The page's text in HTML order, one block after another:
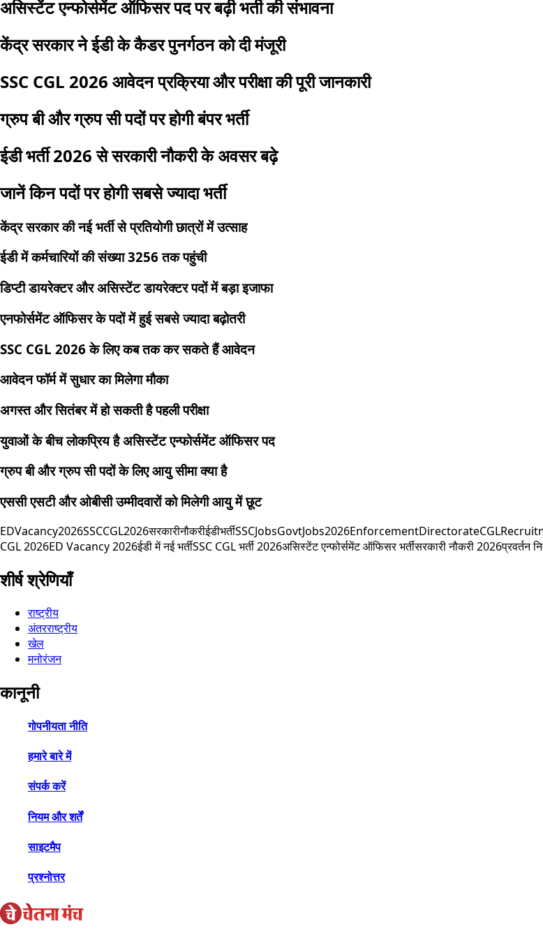
असिस्टेंट एन्फोर्समेंट ऑफिसर पद पर बढ़ी भर्ती की संभावना
केंद्र सरकार ने ईडी के कैडर पुनर्गठन को दी मंजूरी
SSC CGL 2026 आवेदन प्रक्रिया और परीक्षा की पूरी जानकारी
ग्रुप बी और ग्रुप सी पदों पर होगी बंपर भर्ती
ईडी भर्ती 2026 से सरकारी नौकरी के अवसर बढ़े
जानें किन पदों पर होगी सबसे ज्यादा भर्ती
केंद्र सरकार की नई भर्ती से प्रतियोगी छात्रों में उत्साह
ईडी में कर्मचारियों की संख्या 3256 तक पहुंची
डिप्टी डायरेक्टर और असिस्टेंट डायरेक्टर पदों में बड़ा इजाफा
एनफोर्समेंट ऑफिसर के पदों में हुई सबसे ज्यादा बढ़ोतरी
SSC CGL 2026 के लिए कब तक कर सकते हैं आवेदन
आवेदन फॉर्म में सुधार का मिलेगा मौका
अगस्त और सितंबर में हो सकती है पहली परीक्षा
युवाओं के बीच लोकप्रिय है असिस्टेंट एन्फोर्समेंट ऑफिसर पद
ग्रुप बी और ग्रुप सी पदों के लिए आयु सीमा क्या है
एससी एसटी और ओबीसी उम्मीदवारों को मिलेगी आयु में छूट
EDVacancy2026SSCCGL2026सरकारीनौकरीईडीभर्तीSSCJobsGovtJobs2026EnforcementDirectorate
CGL 2026ED Vacancy 2026ईडी में नई भर्तीSSC CGL भर्ती 2026असिस्टेंट एन्फोर्समेंट ऑफिसर भर्तीसरकारी नौकरी 2026प्रवर्तन
शीर्ष श्रेणियाँ
राष्ट्रीय
अंतरराष्ट्रीय
खेल
मनोरंजन
कानूनी
गोपनीयता नीति
हमारे बारे में
संपर्क करें
नियम और शर्तें
साइटमैप
प्रश्नोत्तर